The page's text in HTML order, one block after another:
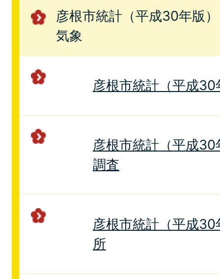
彦根市統計（平成30年版
気象
彦根市統計（平成
彦根市統計（平成
調査
彦根市統計（平成
所